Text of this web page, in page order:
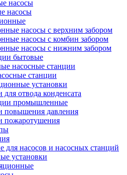
насосы
насосы
насосы с верхним забором
насосы с комбин забором
насосы с нижним забором
бытовые
насосные станции
станции
установки
для отвода конденсата
промышленные
повышения давления
пожаротушения
насосов и насосных станций
установки